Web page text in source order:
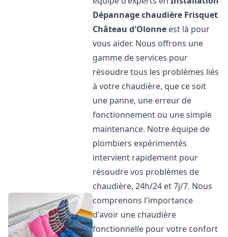
Dépannage chaudière Frisquet
Château d'Olonne est là pour
vous aider. Nous offrons une
gamme de services pour
résoudre tous les problèmes liés
à votre chaudière, que ce soit
une panne, une erreur de
fonctionnement ou une simple
maintenance. Notre équipe de
plombiers expérimentés
intervient rapidement pour
résoudre vos problèmes de
chaudière, 24h/24 et 7j/7. Nous
comprenons l'importance
d'avoir une chaudière
fonctionnelle pour votre confort